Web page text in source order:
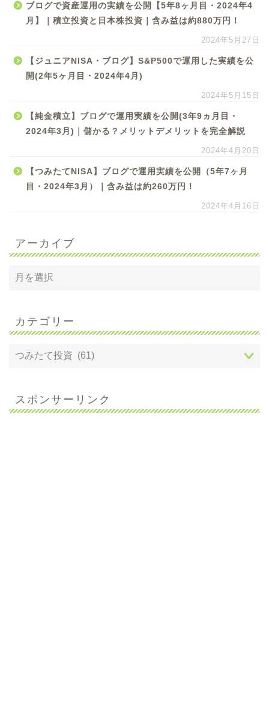
ブログで資産運用の実績を公開【5年8ヶ月目・2024年4
月】｜積立投資と日本株投資｜含み益は約880万円！
2024年5月27日
【ジュニアNISA・ブログ】S&P500で運用した実績を公
開(2年5ヶ月目・2024年4月)
2024年5月15日
【純金積立】ブログで運用実績を公開(3年9ヵ月目・
2024年3月)｜儲かる？メリットデメリットを完全解説
2024年4月20日
【つみたてNISA】ブログで運用実績を公開（5年7ヶ月
目・2024年3月）｜含み益は約260万円！
2024年4月16日
アーカイブ
カテゴリー
スポンサーリンク